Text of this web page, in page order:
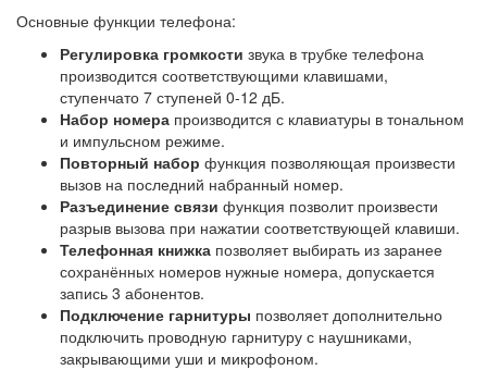
Основные функции телефона:
Регулировка громкости звука в трубке телефона
производится соответствующими клавишами,
ступенчато 7 ступеней 0-12 дБ.
Набор номера производится с клавиатуры в тональном
и импульсном режиме.
Повторный набор функция позволяющая произвести
вызов на последний набранный номер.
Разъединение связи функция позволит произвести
разрыв вызова при нажатии соответствующей клавиши.
Телефонная книжка позволяет выбирать из заранее
сохранённых номеров нужные номера, допускается
запись 3 абонентов.
Подключение гарнитуры позволяет дополнительно
подключить проводную гарнитуру с наушниками,
закрывающими уши и микрофоном.